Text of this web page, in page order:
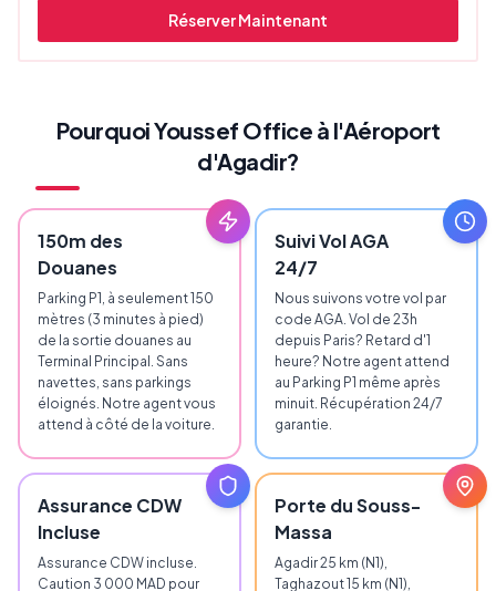
Réserver Maintenant
Pourquoi Youssef Office à l'Aéroport
d'Agadir?
150m des
Douanes
Parking P1, à seulement 150
mètres (3 minutes à pied)
de la sortie douanes au
Terminal Principal. Sans
navettes, sans parkings
éloignés. Notre agent vous
attend à côté de la voiture.
Suivi Vol AGA
24/7
Nous suivons votre vol par
code AGA. Vol de 23h
depuis Paris? Retard d'1
heure? Notre agent attend
au Parking P1 même après
minuit. Récupération 24/7
garantie.
Assurance CDW
Incluse
Assurance CDW incluse.
Caution 3 000 MAD pour
Porte du Souss-
Massa
Agadir 25 km (N1),
Taghazout 15 km (N1),